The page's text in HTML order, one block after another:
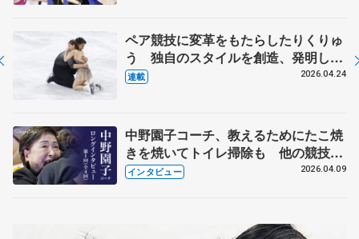
ペア競技に変革をもたらしたりくりゅ
う 独自のスタイルを創造、発明した
【引退発表後②】
連載 2026.04.24
中野園子コーチ、教えるためにたこ焼
きを焼いてトイレ掃除も 他の競技に
も通用するという坂本花織の筋肉
インタビュー 2026.04.09